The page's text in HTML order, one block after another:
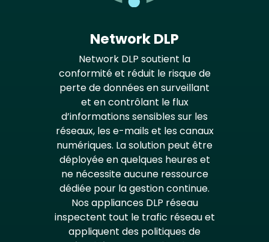
Network DLP
Network DLP soutient la
conformité et réduit le risque de
perte de données en surveillant
et en contrôlant le flux
d’informations sensibles sur les
réseaux, les e-mails et les canaux
numériques. La solution peut être
déployée en quelques heures et
ne nécessite aucune ressource
dédiée pour la gestion continue.
Nos appliances DLP réseau
inspectent tout le trafic réseau et
appliquent des politiques de